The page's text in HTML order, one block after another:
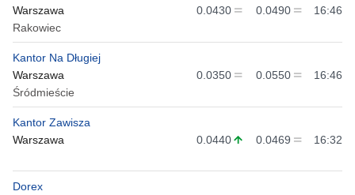
Warszawa
Rakowiec
0.0430 0.0490 16:46
Kantor Na Długiej
Warszawa
Śródmieście
0.0350 0.0550 16:46
Kantor Zawisza
Warszawa
0.0440 0.0469 16:32
Dorex